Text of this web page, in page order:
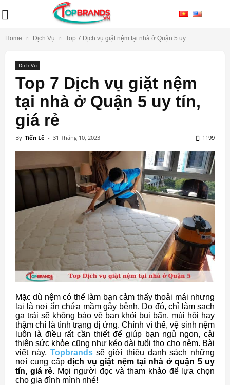
Home Dịch Vụ Top 7 Dịch vụ giặt nệm tại nhà ở Quận 5 uy...
Dịch Vụ
Top 7 Dịch vụ giặt nệm
tại nhà ở Quận 5 uy tín,
giá rẻ
By Tiến Lê - 31 Tháng 10, 2023 1199
Mặc dù nệm có thể làm bạn cảm thấy thoải mái nhưng
lại là nơi ẩn chứa mầm gây bệnh. Do đó, chỉ làm sạch
ga trải sẽ không bảo vệ bạn khỏi bụi bẩn, mùi hôi hay
thậm chí là tình trạng dị ứng. Chính vì thế, vệ sinh nệm
luôn là điều rất cần thiết để giúp bạn ngủ ngon, cải
thiện sức khỏe cũng như kéo dài tuổi thọ cho nệm. Bài
viết này, Topbrandssẽ giới thiệu danh sách những
nơi cung cấpdịch vụ giặt nệm tại nhà ở quận 5 uy
tín, giá rẻ. Mọi người đọc và tham khảo để lựa chọn
cho gia đình mình nhé!